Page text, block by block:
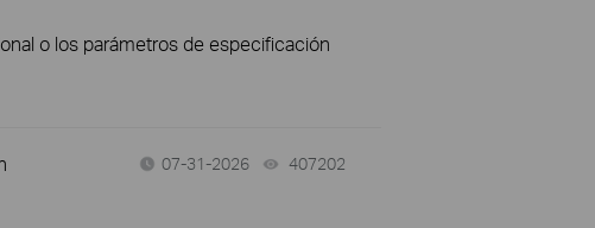
o los parámetros de especificación
07-31-2026 407202